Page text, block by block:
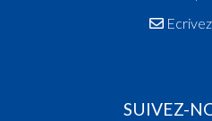
SUIVEZ-